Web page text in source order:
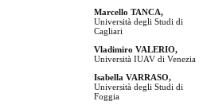
Marcello TANCA,
Università degli Studi di
Cagliari
Vladimiro VALERIO,
Università IUAV di Venezia
Isabella VARRASO,
Università degli Studi di
Foggia